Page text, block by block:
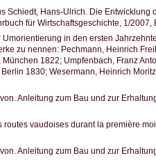
Schiedt, Hans-Ulrich. Die Entwicklung
für Wirtschaftsgeschichte, 1/2007,
in den ersten
zu nennen: Pechmann, Heinrich
1822; Umpfenbach, Franz
1830; Wesermann, Heinrich
Anleitung zum Bau und zur
vaudoises durant la première
Anleitung zum Bau und zur